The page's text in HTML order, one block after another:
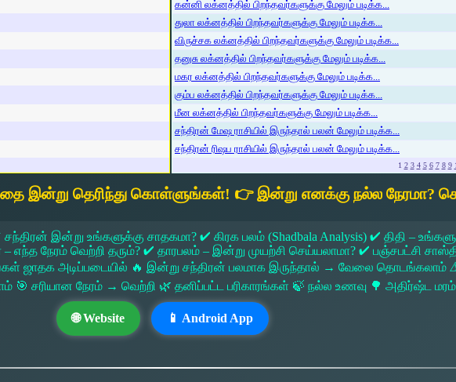
கன்னி லக்னத்தில் பிறந்தவர்களுக்கு மேலும் படிக்க...
துலா லக்னத்தில் பிறந்தவர்களுக்கு மேலும் படிக்க...
விருச்சக லக்னத்தில் பிறந்தவர்களுக்கு மேலும் படிக்க...
தனுசு லக்னத்தில் பிறந்தவர்களுக்கு மேலும் படிக்க...
மகர லக்னத்தில் பிறந்தவர்களுக்கு மேலும் படிக்க...
கும்ப லக்னத்தில் பிறந்தவர்களுக்கு மேலும் படிக்க...
மீன லக்னத்தில் பிறந்தவர்களுக்கு மேலும் படிக்க...
சந்திரன் மேஷ ராசியில் இருந்தால் பலன் மேலும் படிக்க...
சந்திரன் ரிஷப ராசியில் இருந்தால் பலன் மேலும் படிக்க...
1 2 3 4 5 6 7 8 9
இன்று தெரிந்து கொள்ளுங்கள்! 👉 இன்று எனக்கு நல்ல நேரமா?
இன்று உங்களுக்கு சாதகமா? ✔ கிரக பலம் (Shadbala Analysis) ✔ திதி –
நேரம் வெற்றி தரும்? ✔ தாரபலம் – இன்று முயற்சி செய்யலாமா? ✔ பஞ்சபட்சி
ஜாதக அடிப்படையில் 🔥 இன்று சந்திரன் பலமாக இருந்தால் → வேலை தொடங்கலாம்
🎯 சரியான நேரம் → வெற்றி 🌿 தனிப்பட்ட பரிகாரங்கள் 🍃 நல்ல உணவு 🌳 அதிர்ஷ்ட
🌐 Website 📱 Android App